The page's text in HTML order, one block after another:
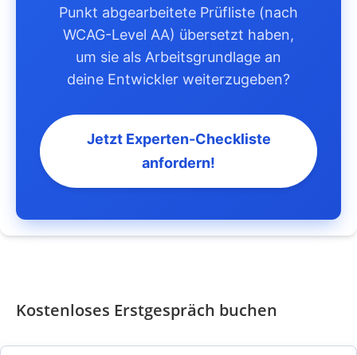
Punkt abgearbeitete Prüfliste (nach
WCAG-Level AA) übersetzt haben,
um sie als Arbeitsgrundlage an
deine Entwickler weiterzugeben?
Jetzt Experten-Checkliste
anfordern!
Kostenloses Erstgespräch buchen